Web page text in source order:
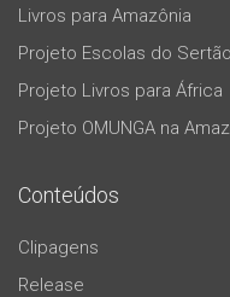
Livros para Amazônia
Projeto Escolas do Sertão
Projeto Livros para África
Projeto OMUNGA na
Conteúdos
Clipagens
Release